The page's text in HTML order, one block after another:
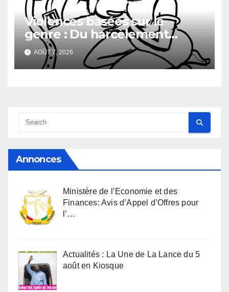
Violences basées sur le
genre : Du harcèlement
sexuel
AOÛT 7, 2026
Annonces
Ministère de l’Economie et des
Finances: Avis d’Appel d’Offres pour
l’…
Actualités : La Une de La Lance du 5
août en Kiosque